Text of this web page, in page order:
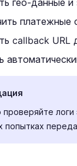
гео-данные и
платежные
callback URL
проверяйте
попытках